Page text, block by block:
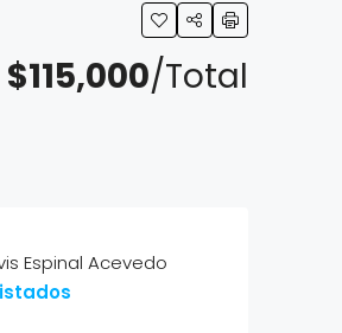
$115,000/Total
Espinal Acevedo